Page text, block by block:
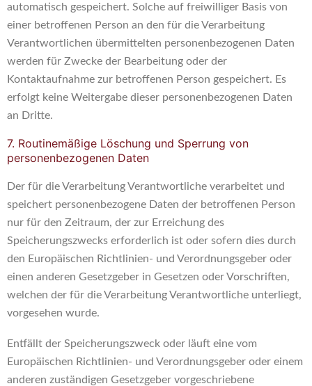
automatisch gespeichert. Solche auf freiwilliger Basis von
einer betroffenen Person an den für die Verarbeitung
Verantwortlichen übermittelten personenbezogenen Daten
werden für Zwecke der Bearbeitung oder der
Kontaktaufnahme zur betroffenen Person gespeichert. Es
erfolgt keine Weitergabe dieser personenbezogenen Daten
an Dritte.
7. Routinemäßige Löschung und Sperrung von
personenbezogenen Daten
Der für die Verarbeitung Verantwortliche verarbeitet und
speichert personenbezogene Daten der betroffenen Person
nur für den Zeitraum, der zur Erreichung des
Speicherungszwecks erforderlich ist oder sofern dies durch
den Europäischen Richtlinien- und Verordnungsgeber oder
einen anderen Gesetzgeber in Gesetzen oder Vorschriften,
welchen der für die Verarbeitung Verantwortliche unterliegt,
vorgesehen wurde.
Entfällt der Speicherungszweck oder läuft eine vom
Europäischen Richtlinien- und Verordnungsgeber oder einem
anderen zuständigen Gesetzgeber vorgeschriebene